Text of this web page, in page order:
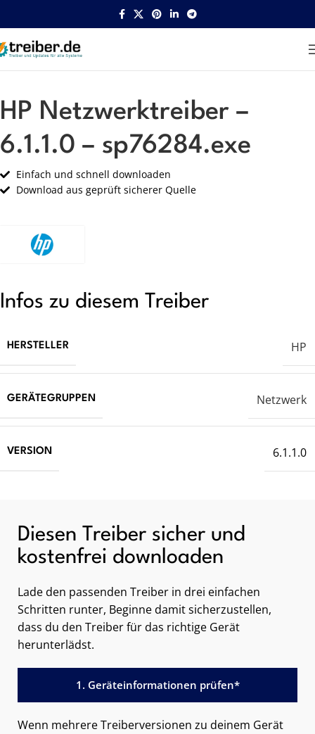
Startseite HP Netzwerk
HP Netzwerktreiber –
6.1.1.0 – sp76284.exe
Einfach und schnell downloaden
Download aus geprüft sicherer Quelle
Infos zu diesem Treiber
HERSTELLER HP
GERÄTEGRUPPEN Netzwerk
VERSION 6.1.1.0
Diesen Treiber sicher und
kostenfrei downloaden
Lade den passenden Treiber in drei einfachen
Schritten runter, Beginne damit sicherzustellen,
dass du den Treiber für das richtige Gerät
herunterlädst.
1. Geräteinformationen prüfen*
Wenn mehrere Treiberversionen zu deinem Gerät